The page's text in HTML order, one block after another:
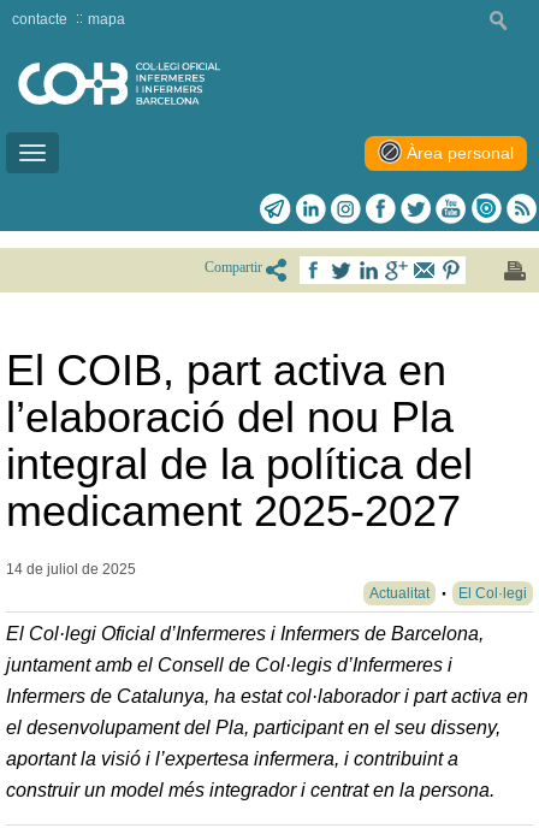
Toggle
contacte mapa
Àrea personal
Compartir
El COIB, part activa en
l’elaboració del nou Pla
integral de la política del
medicament 2025-2027
14 de juliol de 2025
Actualitat
El Col·legi
El Col·legi Oficial d’Infermeres i Infermers de Barcelona,
juntament amb el Consell de Col·legis d’Infermeres i
Infermers de Catalunya, ha estat col·laborador i part activa en
el desenvolupament del Pla, participant en el seu disseny,
aportant la visió i l’expertesa infermera, i contribuint a
construir un model més integrador i centrat en la persona.